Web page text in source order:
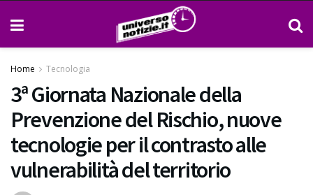
Home Tecnologia
3ª Giornata Nazionale della
Prevenzione del Rischio, nuove
tecnologie per il contrasto alle
vulnerabilità del territorio